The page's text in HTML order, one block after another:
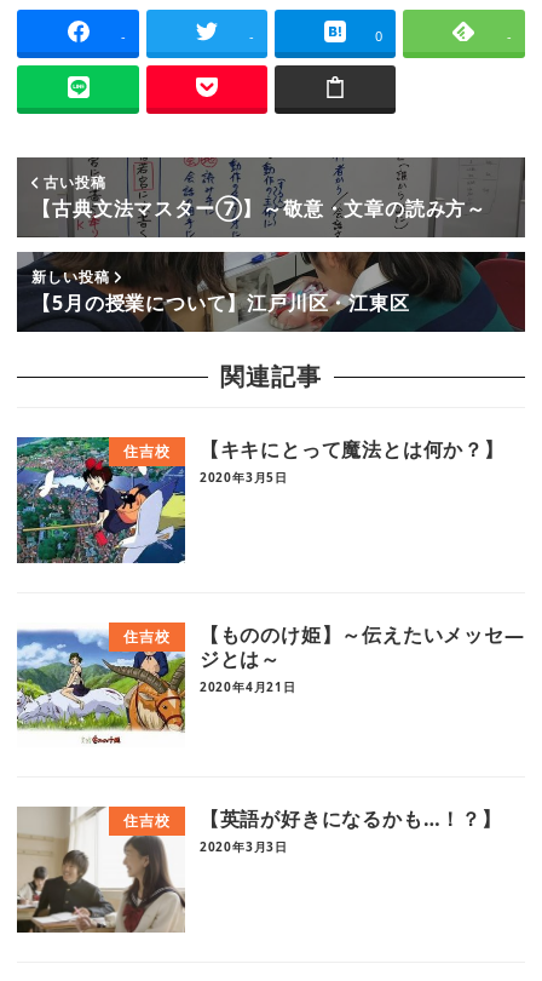
- - 0 -
古い投稿
【古典文法マスター⑦】～敬意・文章の読み方～
新しい投稿
【5月の授業について】江戸川区・江東区
関連記事
住吉校 【キキにとって魔法とは何か？】
2020年3月5日
住吉校
【もののけ姫】～伝えたいメッセ―
ジとは～
2020年4月21日
住吉校 【英語が好きになるかも…！？】
2020年3月3日